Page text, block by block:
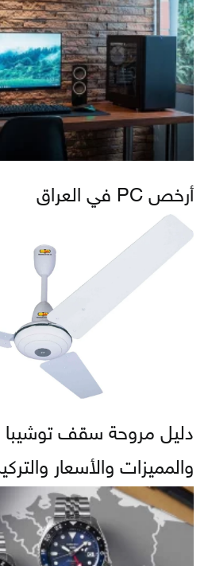
أرخص PC في العراق
دليل مروحة سقف توشيبا
والمميزات والأسعار والتركيب